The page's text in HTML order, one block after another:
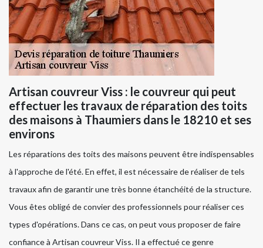
Artisan couvreur Viss : le couvreur qui peut
effectuer les travaux de réparation des toits
des maisons à Thaumiers dans le 18210 et ses
environs
Les réparations des toits des maisons peuvent être indispensables
à l'approche de l'été. En effet, il est nécessaire de réaliser de tels
travaux afin de garantir une très bonne étanchéité de la structure.
Vous êtes obligé de convier des professionnels pour réaliser ces
types d'opérations. Dans ce cas, on peut vous proposer de faire
confiance à Artisan couvreur Viss. Il a effectué ce genre